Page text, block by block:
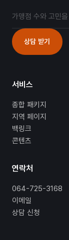
상담 받기
서비스
종합 패키지
지역 페이지
백링크
콘텐츠
연락처
064-725-3168
이메일
상담 신청